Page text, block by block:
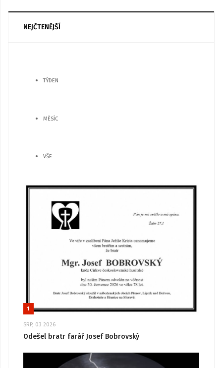
NEJČTENĚJŠÍ
TÝDEN
MĚSÍC
VŠE
1
SRP, 03 2026
Odešel bratr farář Josef Bobrovský